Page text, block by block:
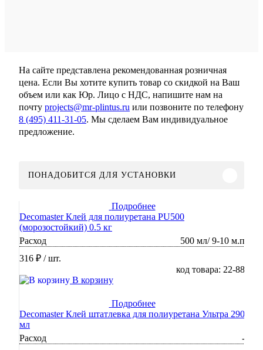
На сайте представлена рекомендованная розничная
цена. Если Вы хотите купить товар со скидкой на Ваш
объем или как Юр. Лицо с НДС, напишите нам на
почту projects@mr-plintus.ru или позвоните по телефону
8 (495) 411-31-05. Мы сделаем Вам индивидуальное
предложение.
ПОНАДОБИТСЯ ДЛЯ УСТАНОВКИ
Подробнее
Decomaster Клей для полиуретана PU500
(морозостойкий) 0.5 кг
Расход
500 мл/ 9-10 м.п
316 ₽ / шт.
код товара: 22-88
В корзину
Подробнее
Decomaster Клей штатлевка для полиуретана Ультра 290
мл
Расход
-